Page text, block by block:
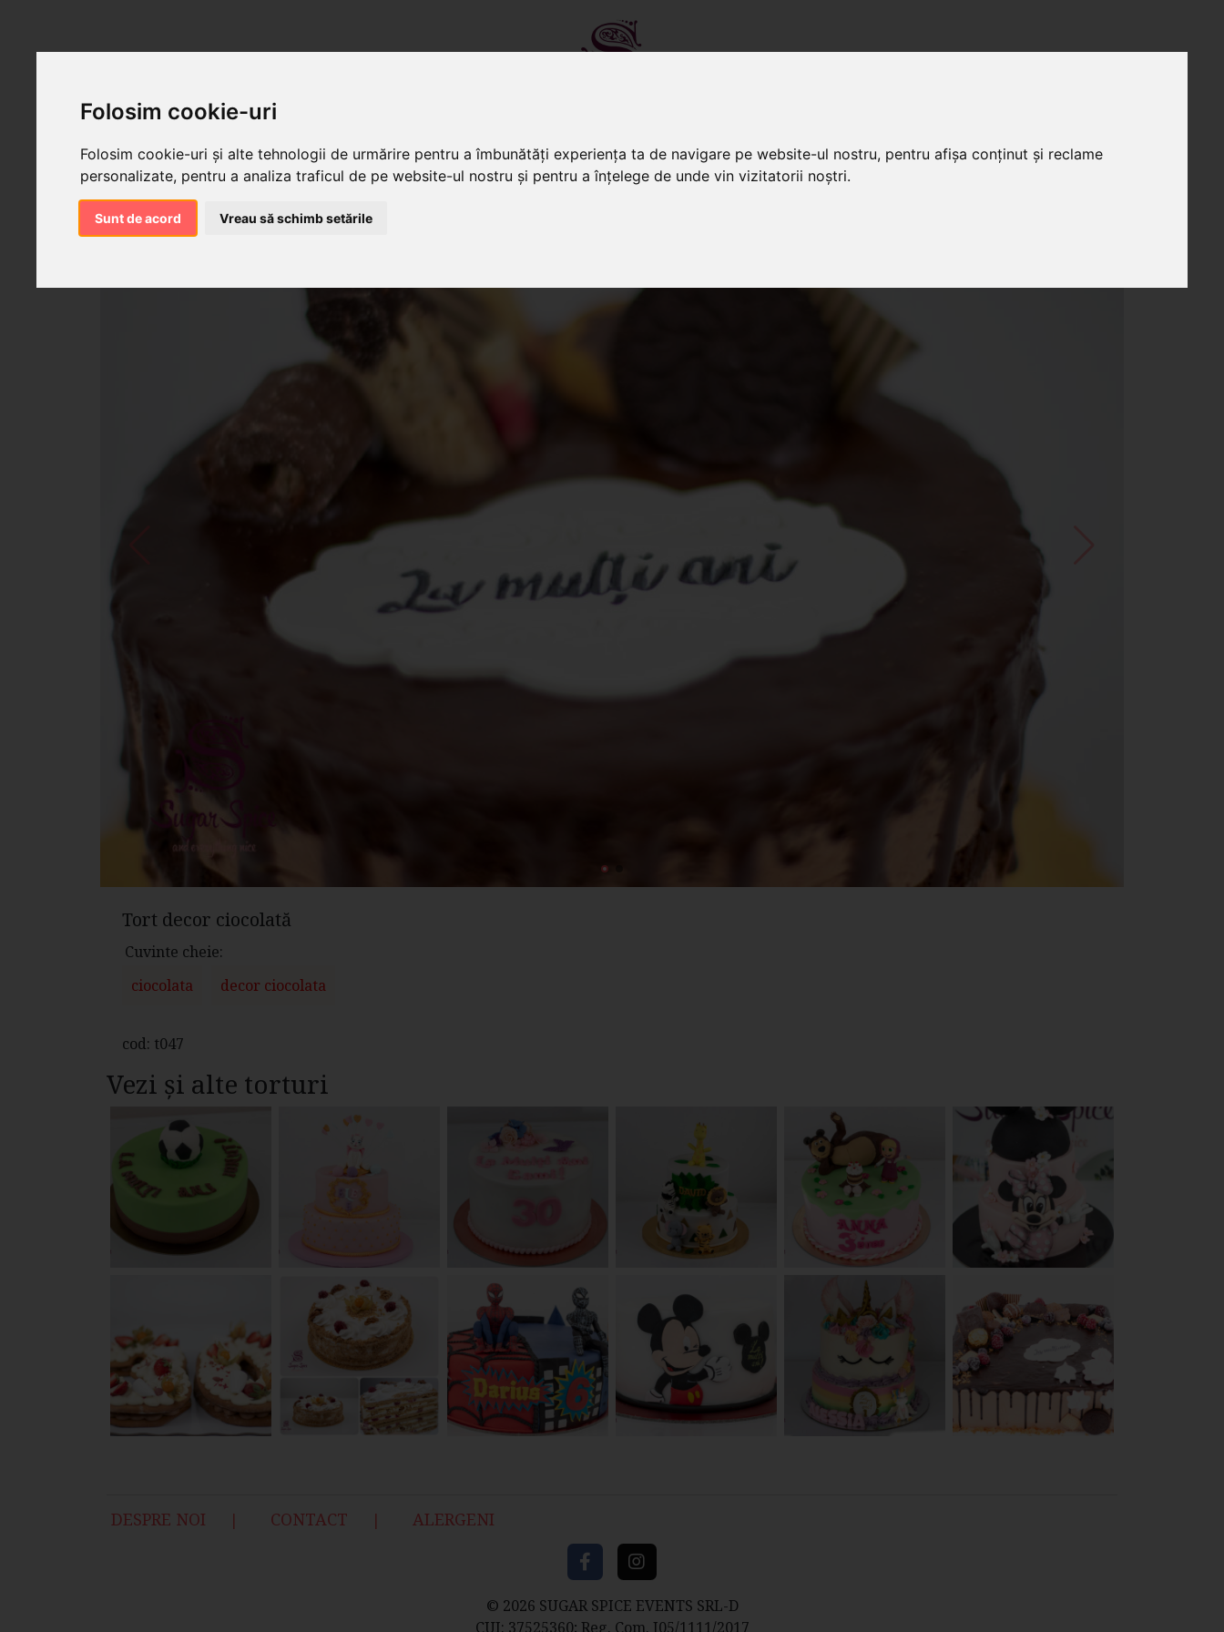
Folosim cookie-uri
Folosim cookie-uri și alte tehnologii de urmărire pentru a îmbunătăți experiența ta de navigare pe website-ul nostru, pentru afișa conținut și reclame
personalizate, pentru a analiza traficul de pe website-ul nostru și pentru a înțelege de unde vin vizitatorii noștri.
Sunt de acord Vreau să schimb setările
TORTURI PRĂJITURI CANDY BAR
Tort decor ciocolată
Cuvinte cheie:
ciocolata
decor ciocolata
cod: t047
Vezi și alte torturi
DESPRE NOI CONTACT ALERGENI
© 2026 SUGAR SPICE EVENTS SRL-D
CUI: 37525360; Reg. Com. J05/1111/2017